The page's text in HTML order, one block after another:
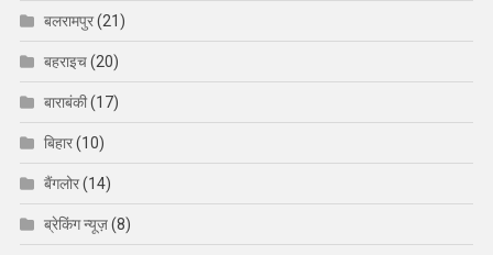
बलरामपुर(21)
बहराइच(20)
बाराबंकी(17)
बिहार(10)
बैंगलोर(14)
ब्रेकिंग न्यूज़(8)